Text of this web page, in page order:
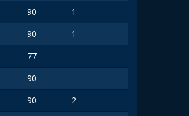
90
1
90
1
77
90
90
2